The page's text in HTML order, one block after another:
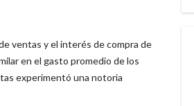
ventas y el interés de compra de
en el gasto promedio de los
experimentó una notoria